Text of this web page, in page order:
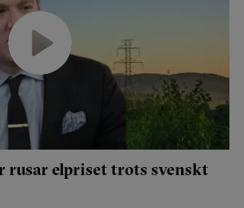
rusar elpriset trots svenskt